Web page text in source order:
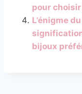
pour
L’énigme
bijoux